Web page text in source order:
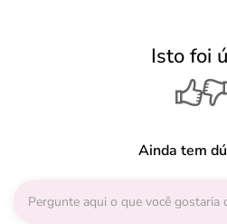
Isto foi
Ainda tem